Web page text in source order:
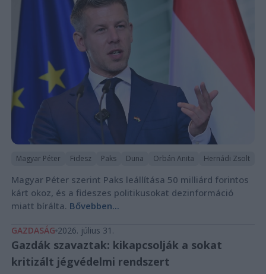
Magyar Péter Fidesz Paks Duna Orbán Anita Hernádi Zsolt
Magyar Péter szerint Paks leállítása 50 milliárd forintos
kárt okoz, és a fideszes politikusokat dezinformáció
miatt bírálta. Bővebben...
GAZDASÁG 2026. július 31.
Gazdák szavaztak: kikapcsolják a sokat
kritizált jégvédelmi rendszert